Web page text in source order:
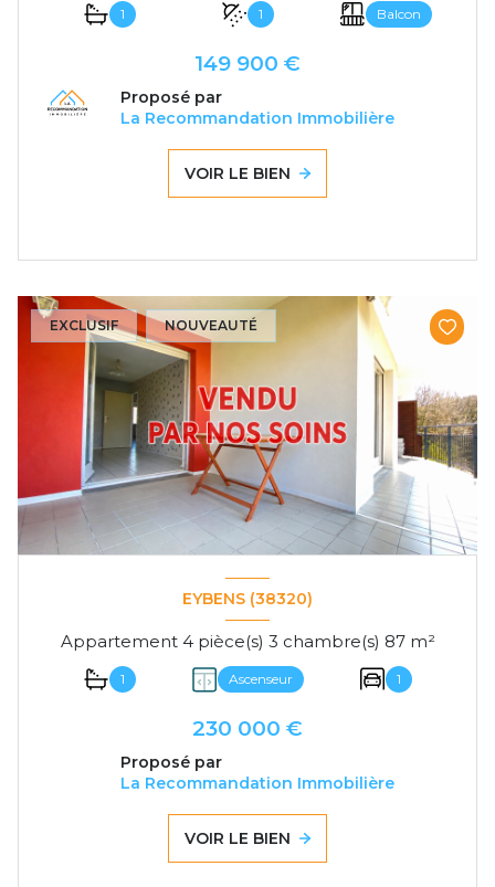
1 1 Balcon
149 900 €
Proposé par
La Recommandation Immobilière
VOIR LE BIEN
EXCLUSIF NOUVEAUTÉ
EYBENS (38320)
Appartement 4 pièce(s) 3 chambre(s) 87 m²
1 Ascenseur 1
230 000 €
Proposé par
La Recommandation Immobilière
VOIR LE BIEN